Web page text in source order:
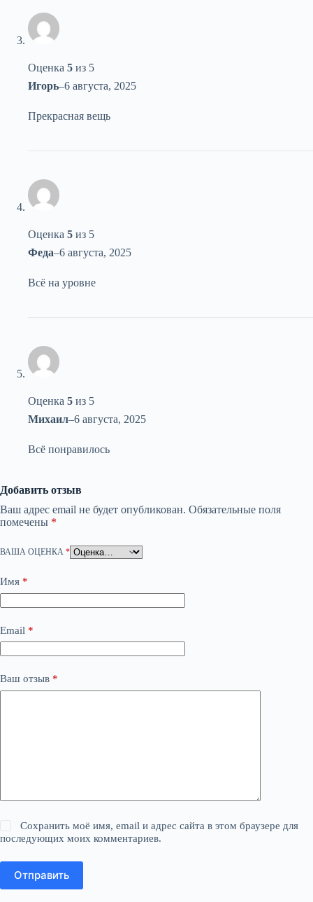
Оценка 5 из 5
Игорь–6 августа, 2025
Прекрасная вещь
Оценка 5 из 5
Феда–6 августа, 2025
Всё на уровне
Оценка 5 из 5
Михаил–6 августа, 2025
Всё понравилось
Добавить отзыв
Ваш адрес email не будет опубликован. Обязательные поля
помечены *
ВАША ОЦЕНКА *
Имя *
Email *
Ваш отзыв *
Сохранить моё имя, email и адрес сайта в этом браузере для
последующих моих комментариев.
Отправить